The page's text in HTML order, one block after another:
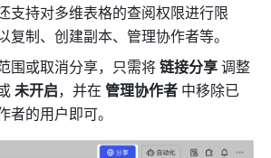
支持对多维表格的查阅权限进行限
复制、创建副本、管理协作者等。
围或取消分享，只需将 链接分享 调整
未开启，并在 管理协作者 中移除已
者的用户即可。